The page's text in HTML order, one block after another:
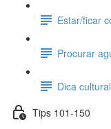
Estar/ficar
Procurar
Dica
Tips 101-150